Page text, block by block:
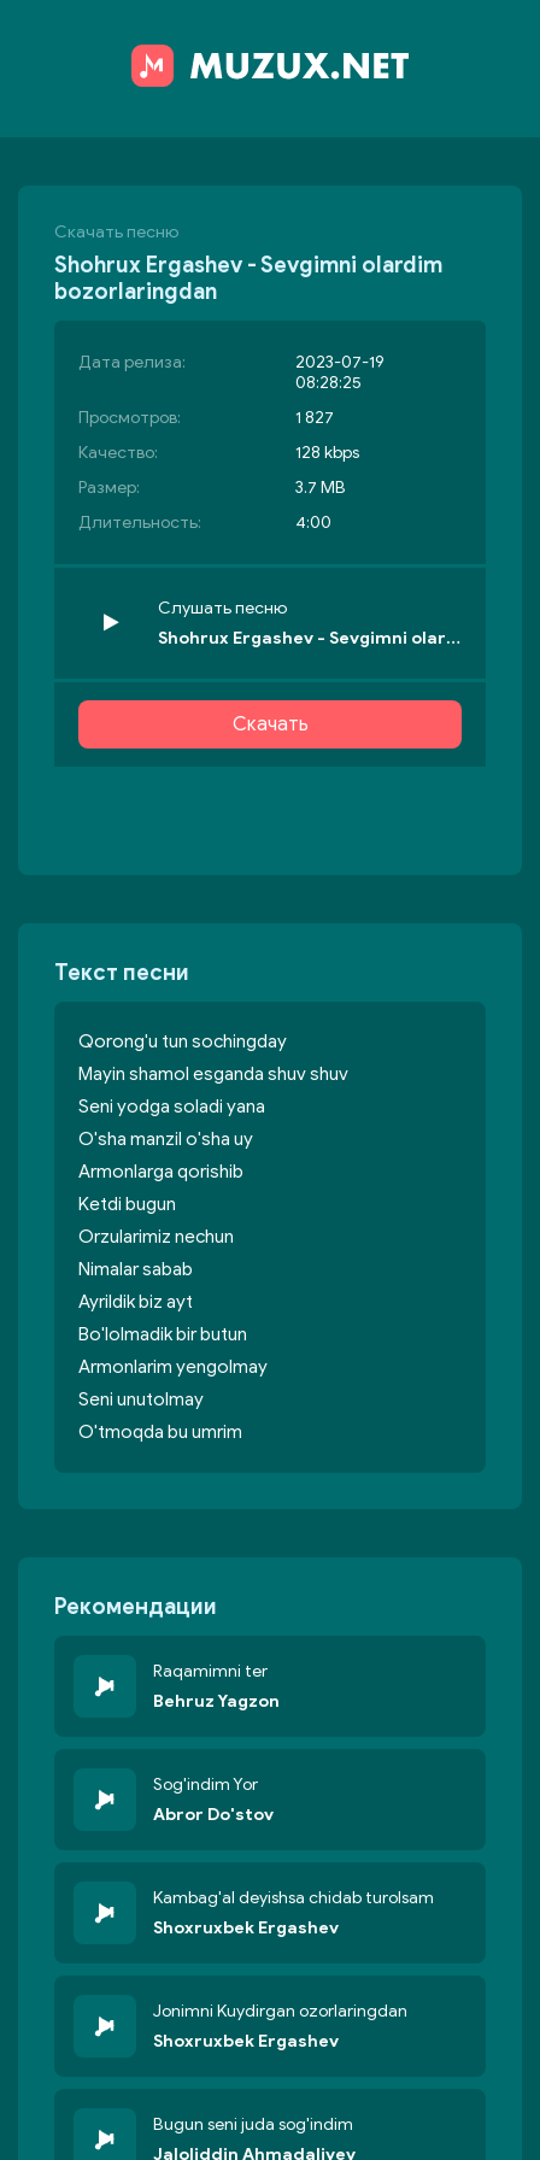
Скачать песню
Shohrux Ergashev - Sevgimni olardim
bozorlaringdan
Дата релиза:
2023-07-19
08:28:25
Просмотров:
1 827
Качество:
128 kbps
Размер:
3.7 MB
Длительность:
4:00
Слушать песню
Shohrux Ergashev - Sevgimni olardim bozorlaringdan
Скачать
Текст песни
Qorong'u tun sochingday
Mayin shamol esganda shuv shuv
Seni yodga soladi yana
O'sha manzil o'sha uy
Armonlarga qorishib
Ketdi bugun
Orzularimiz nechun
Nimalar sabab
Ayrildik biz ayt
Bo'lolmadik bir butun
Armonlarim yengolmay
Seni unutolmay
O'tmoqda bu umrim
Рекомендации
Raqamimni ter
Behruz Yagzon
Sog'indim Yor
Abror Do'stov
Kambag'al deyishsa chidab turolsam
Shoxruxbek Ergashev
Jonimni Kuydirgan ozorlaringdan
Shoxruxbek Ergashev
Bugun seni juda sog'indim
Jaloliddin Ahmadaliyev